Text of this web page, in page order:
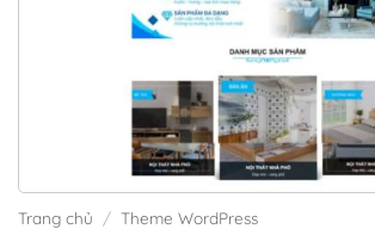
Trang chủ / Theme WordPress